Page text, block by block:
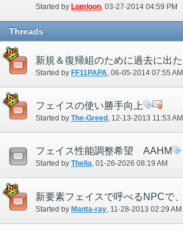
Started by Lomloon‎, 03-27-2014 04:59 PM
Threads
Started by FF11PAPA ‎, 06-05-2014 07:55 AM
フェイスの使い勝手向上
Started by The-Greed ‎, 12-13-2013 11:53 AM
フェイス性能調整希望 AAHM
Started by Thelia‎, 01-26-2026 08:19 AM
Started by Manta-ray ‎, 11-28-2013 02:29 AM